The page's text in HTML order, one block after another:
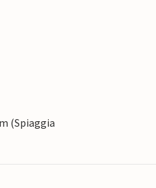
(Spiaggia